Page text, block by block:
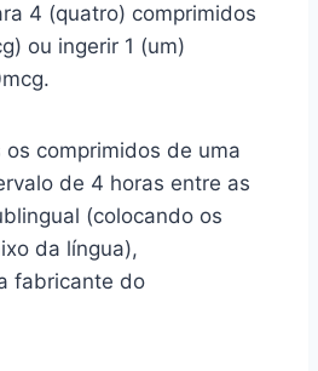
4 (quatro) comprimidos
ou ingerir 1 (um)
comprimidos de uma
de 4 horas entre as
(colocando os
da língua),
fabricante do